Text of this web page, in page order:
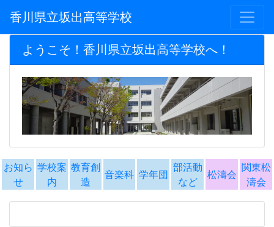
香川県立坂出高等学校
ようこそ！香川県立坂出高等学校へ！
お知ら
せ
学校案
内
教育創
造
音楽科 学年団
部活動
など
松濤会
関東松
濤会